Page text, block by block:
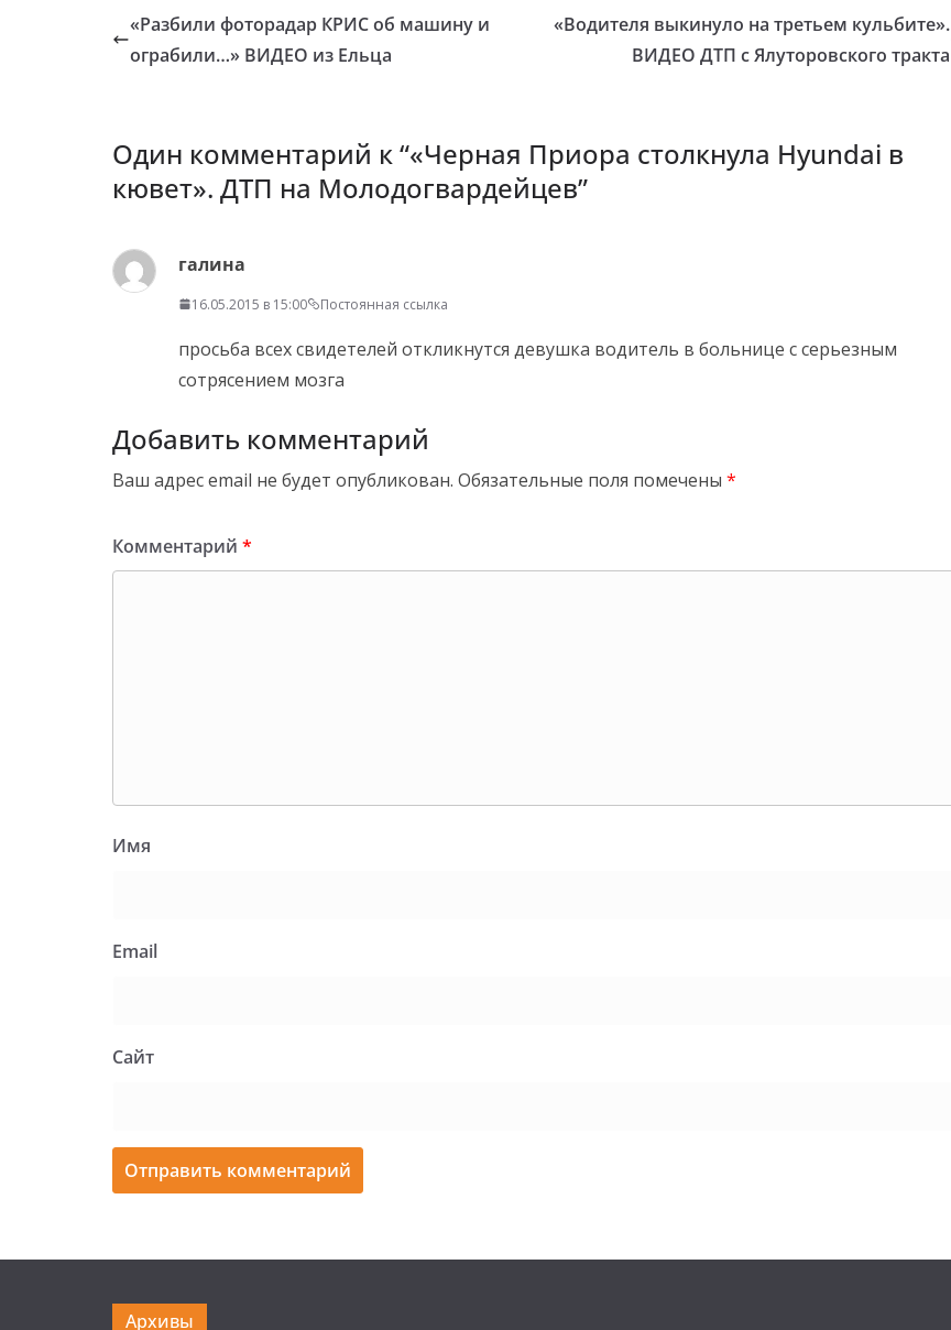
«Разбили фоторадар КРИС об машину и
ограбили…» ВИДЕО из Ельца
«Водителя выкинуло на третьем кульбите».
ВИДЕО ДТП с Ялуторовского тракта
Один комментарий к “«Черная Приора столкнула Hyundai в
кювет». ДТП на Молодогвардейцев”
галина
16.05.2015 в 15:00 Постоянная ссылка
просьба всех свидетелей откликнутся девушка водитель в больнице с серьезным
сотрясением мозга
Добавить комментарий
Ваш адрес email не будет опубликован. Обязательные поля помечены *
Комментарий *
Имя
Email
Сайт
Архивы